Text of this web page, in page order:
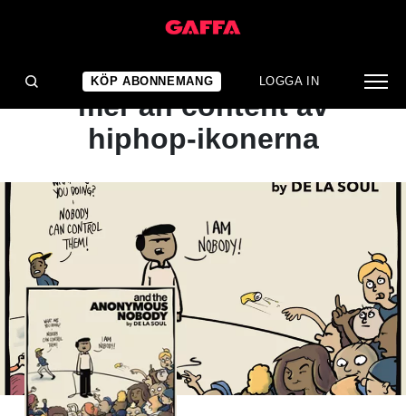
KÖP ABONNEMANG LOGGA IN
ALBUMRECENSION
Inspirerat försök att vara
mer än content av
hiphop-ikonerna